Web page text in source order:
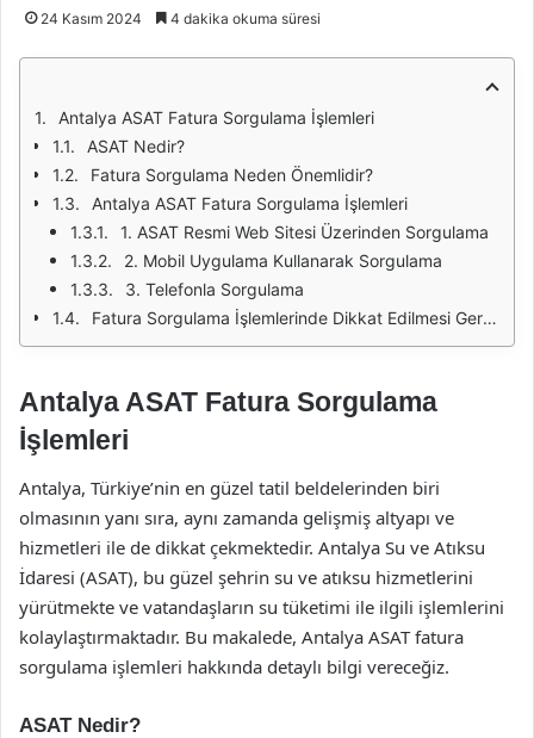
24 Kasım 2024 4 dakika okuma süresi
Antalya ASAT Fatura Sorgulama İşlemleri
ASAT Nedir?
Fatura Sorgulama Neden Önemlidir?
Antalya ASAT Fatura Sorgulama İşlemleri
1. ASAT Resmi Web Sitesi Üzerinden Sorgulama
2. Mobil Uygulama Kullanarak Sorgulama
3. Telefonla Sorgulama
Fatura Sorgulama İşlemlerinde Dikkat Edilmesi Gerekenler
Antalya ASAT Fatura Sorgulama
İşlemleri
Antalya, Türkiye’nin en güzel tatil beldelerinden biri
olmasının yanı sıra, aynı zamanda gelişmiş altyapı ve
hizmetleri ile de dikkat çekmektedir. Antalya Su ve Atıksu
İdaresi (ASAT), bu güzel şehrin su ve atıksu hizmetlerini
yürütmekte ve vatandaşların su tüketimi ile ilgili işlemlerini
kolaylaştırmaktadır. Bu makalede, Antalya ASAT fatura
sorgulama işlemleri hakkında detaylı bilgi vereceğiz.
ASAT Nedir?